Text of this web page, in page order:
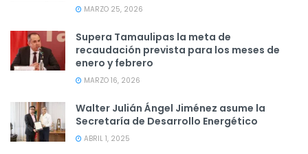
MARZO 25, 2026
Supera Tamaulipas la meta de
recaudación prevista para los meses de
enero y febrero
MARZO 16, 2026
Walter Julián Ángel Jiménez asume la
Secretaría de Desarrollo Energético
ABRIL 1, 2025